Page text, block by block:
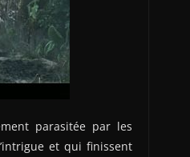
parasitée par les
et qui finissent